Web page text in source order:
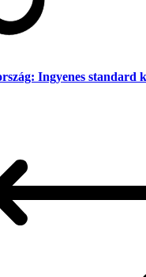
Ingyenes standard